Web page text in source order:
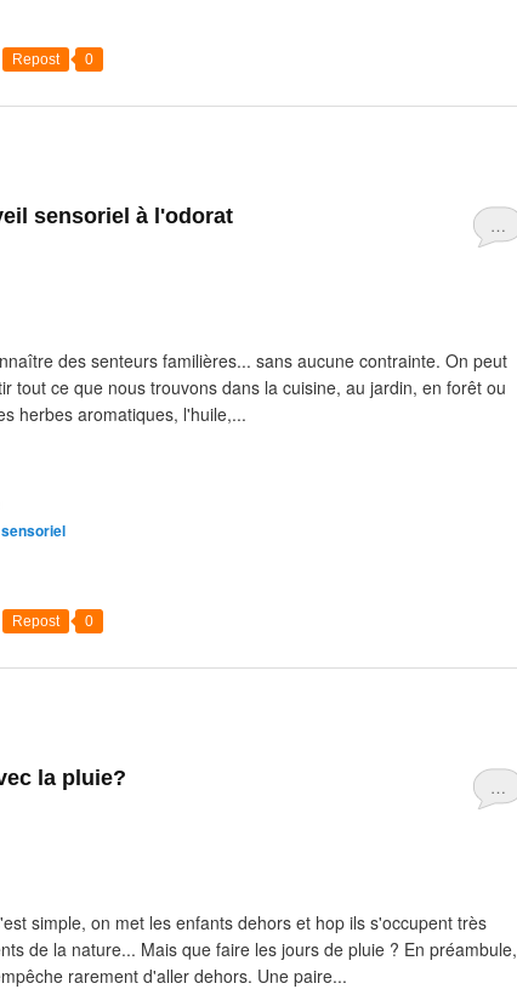
Repost 0
…
sensoriel à l'odorat
des senteurs familières... sans aucune contrainte. On peut
tout ce que nous trouvons dans la cuisine, au jardin, en forêt ou
herbes aromatiques, l'huile,...
Repost 0
…
la pluie?
simple, on met les enfants dehors et hop ils s'occupent très
de la nature... Mais que faire les jours de pluie ? En préambule,
rarement d'aller dehors. Une paire...